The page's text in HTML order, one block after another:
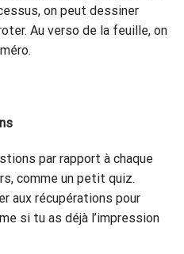
on peut dessiner
Au verso de la feuille, on
par rapport à chaque
comme un petit quiz.
aux récupérations pour
si tu as déjà l’impression